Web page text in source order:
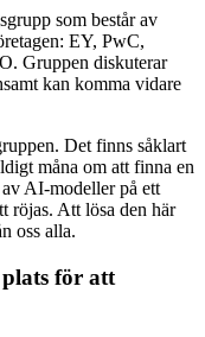
som består av
EY, PwC,
Gruppen diskuterar
kan komma vidare
Det finns såklart
måna om att finna en
AI-modeller på ett
röjas. Att lösa den här
oss alla.
för att